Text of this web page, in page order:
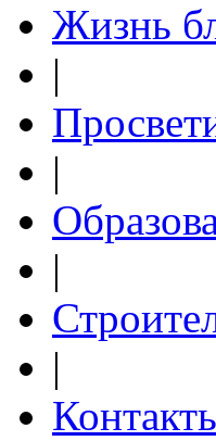
Жизнь
|
|
|
|